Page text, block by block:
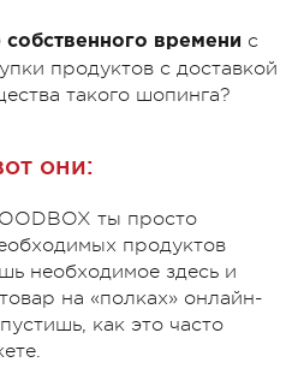
времени с
продуктов с доставкой
такого шопинга?
они:
ты просто
продуктов
необходимое здесь и
на «полках» онлайн-
как это часто